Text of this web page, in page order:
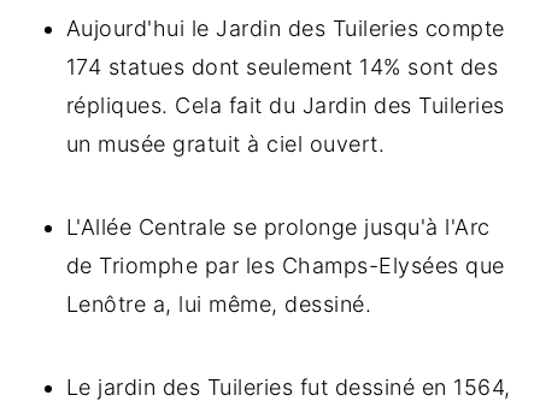
Aujourd'hui le Jardin des Tuileries compte
174 statues dont seulement 14% sont des
répliques. Cela fait du Jardin des Tuileries
un musée gratuit à ciel ouvert.
L'Allée Centrale se prolonge jusqu'à l'Arc
de Triomphe par les Champs-Elysées que
Lenôtre a, lui même, dessiné.
Le jardin des Tuileries fut dessiné en 1564,